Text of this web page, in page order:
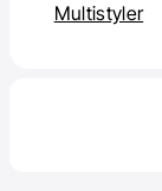
Multistyler